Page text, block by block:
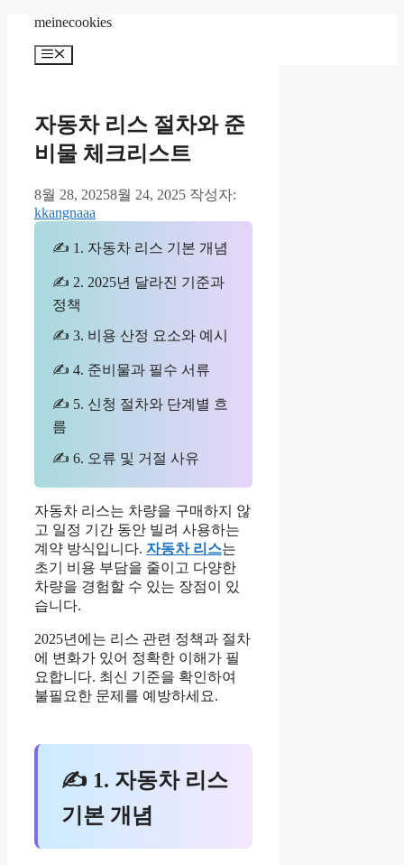
meinecookies
메
자동차 리스 절차와 준
비물 체크리스트
8월 28, 20258월 24, 2025 작성자:
kkangnaaa
✍ 1. 자동차 리스 기본 개념
✍ 2. 2025년 달라진 기준과
정책
✍ 3. 비용 산정 요소와 예시
✍ 4. 준비물과 필수 서류
✍ 5. 신청 절차와 단계별 흐
름
✍ 6. 오류 및 거절 사유
자동차 리스는 차량을 구매하지 않
고 일정 기간 동안 빌려 사용하는
계약 방식입니다. 자동차 리스는
초기 비용 부담을 줄이고 다양한
차량을 경험할 수 있는 장점이 있
습니다.
2025년에는 리스 관련 정책과 절차
에 변화가 있어 정확한 이해가 필
요합니다. 최신 기준을 확인하여
불필요한 문제를 예방하세요.
✍ 1. 자동차 리스
기본 개념